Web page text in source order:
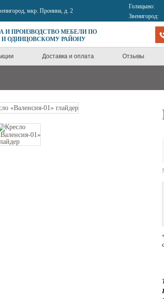
мкр. Пронина, д. 2
Голицыно:
Звенигород:
И ПРОИЗВОДСТВО МЕБЕЛИ ПО
ОДИНЦОВСКОМУ РАЙОНУ
Доставка и оплата Отзывы